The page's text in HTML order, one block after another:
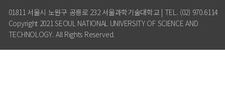
01811 서울시 노원구 공릉로 232 서울과학기술대학교 | TEL. (02) 970.6114
Copyright 2021 SEOUL NATIONAL UNIVERSITY OF SCIENCE AND
TECHNOLOGY. All Rights Reserved.